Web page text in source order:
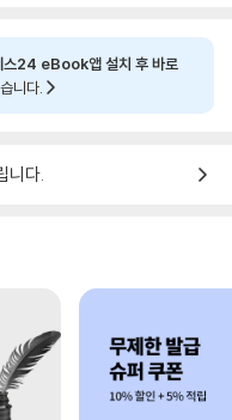
스24 eBook앱 설치 후 바로
니다.
니다.